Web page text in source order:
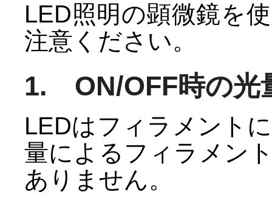
LED照明の顕微鏡を
注意ください。
1. ON/OFF時の光
LEDはフィラメント
量によるフィラメン
ありません。